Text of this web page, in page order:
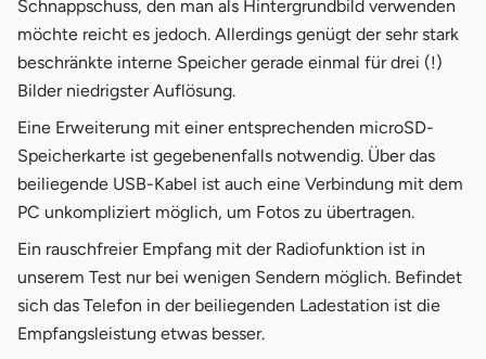
Schnappschuss, den man als Hintergrundbild verwenden
möchte reicht es jedoch. Allerdings genügt der sehr stark
beschränkte interne Speicher gerade einmal für drei (!)
Bilder niedrigster Auflösung.
Eine Erweiterung mit einer entsprechenden microSD-
Speicherkarte ist gegebenenfalls notwendig. Über das
beiliegende USB-Kabel ist auch eine Verbindung mit dem
PC unkompliziert möglich, um Fotos zu übertragen.
Ein rauschfreier Empfang mit der Radiofunktion ist in
unserem Test nur bei wenigen Sendern möglich. Befindet
sich das Telefon in der beiliegenden Ladestation ist die
Empfangsleistung etwas besser.